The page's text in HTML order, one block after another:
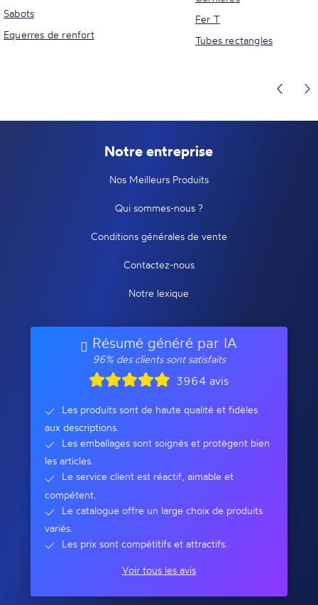
Sabots
Equerres de renfort
Fer T
Tubes rectangles
Notre entreprise
Nos Meilleurs Produits
Qui sommes-nous ?
Conditions générales de vente
Contactez-nous
Notre lexique
Résumé généré par IA
96% des clients sont satisfaits
3964 avis
Les produits sont de haute qualité et fidèles
aux descriptions.
Les emballages sont soignés et protègent bien
les articles.
Le service client est réactif, aimable et
compétent.
Le catalogue offre un large choix de produits
variés.
Les prix sont compétitifs et attractifs.
Voir tous les avis